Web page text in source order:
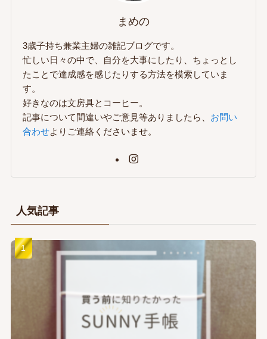
まめの
3歳子持ち兼業主婦の雑記ブログです。
忙しい日々の中で、自分を大事にしたり、ちょっとし
たことで達成感を感じたりする方法を模索していま
す。
好きなのは文房具とコーヒー。
記事について間違いやご意見等ありましたら、 お問い
合わせよりご連絡くださいませ。
人気記事